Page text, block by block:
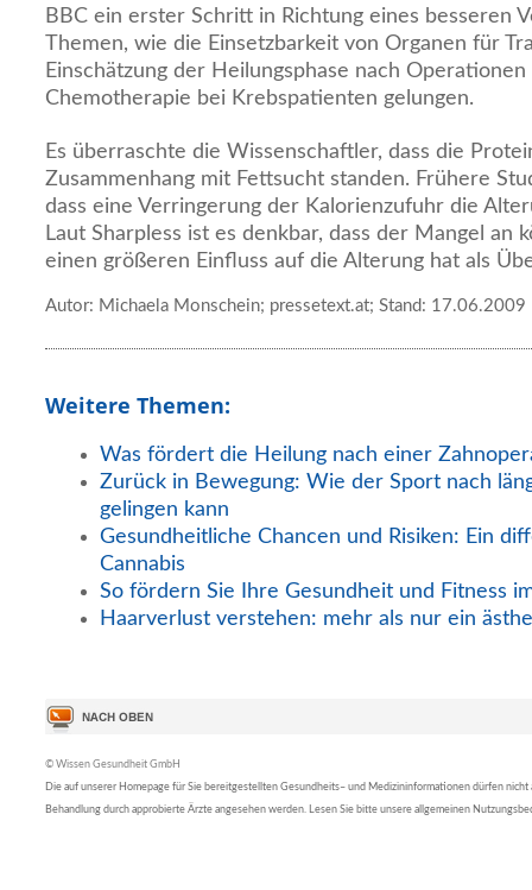
BBC ein erster Schritt in Richtung eines besseren
Themen, wie die Einsetzbarkeit von Organen für
Einschätzung der Heilungsphase nach
Chemotherapie bei Krebspatienten gelungen.
Es überraschte die Wissenschaftler, dass die
Zusammenhang mit Fettsucht standen. Frühere
dass eine Verringerung der Kalorienzufuhr die
Laut Sharpless ist es denkbar, dass der Mangel an
einen größeren Einfluss auf die Alterung hat als
Autor: Michaela Monschein; pressetext.at; Stand: 17.06.2009
Weitere Themen:
Was fördert die Heilung nach einer
Zurück in Bewegung: Wie der Sport nach
gelingen kann
Gesundheitliche Chancen und Risiken: Ein
Cannabis
So fördern Sie Ihre Gesundheit und Fitness
Haarverlust verstehen: mehr als nur ein
© Wissen Gesundheit GmbH
Die auf unserer Homepage für Sie bereitgestellten Gesundheits– und Medizininformationen dürfen nicht
Behandlung durch approbierte Ärzte angesehen werden. Lesen Sie bitte unsere allgemeinen